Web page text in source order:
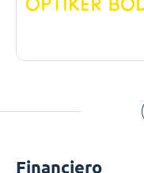
Financiero